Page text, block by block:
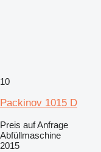
10
Packinov 1015 D
Preis auf Anfrage
Abfüllmaschine
2015